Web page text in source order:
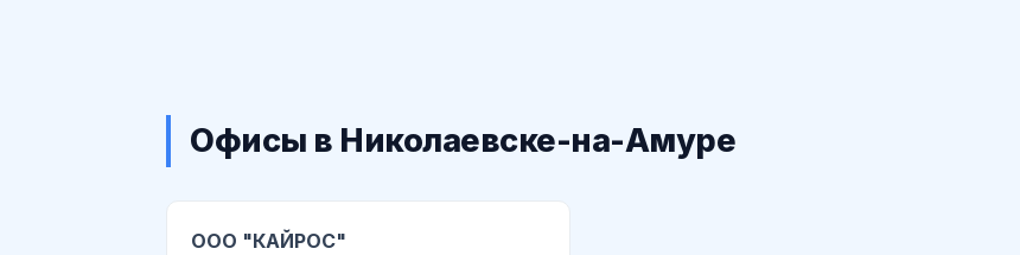
Офисы в Николаевске-на-Амуре
ООО "КАЙРОС"